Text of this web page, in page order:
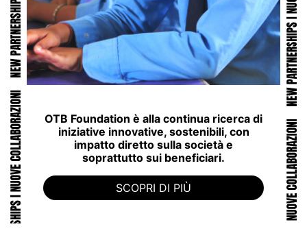
OTB Foundation è alla continua ricerca di
iniziative innovative, sostenibili, con
impatto diretto sulla società e
soprattutto sui beneficiari.
SCOPRI DI PIÙ